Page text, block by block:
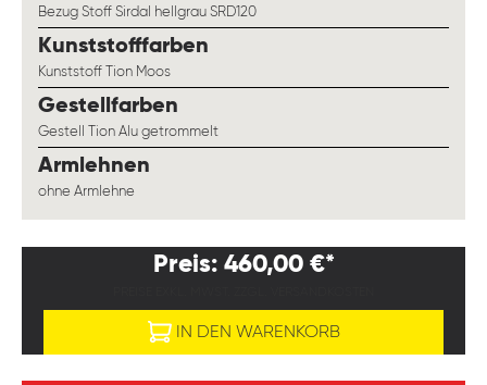
Bezug Stoff Sirdal hellgrau SRD120
Kunststofffarben
Kunststoff Tion Moos
Gestellfarben
Gestell Tion Alu getrommelt
Armlehnen
ohne Armlehne
Preis: 460,00 €*
IN DEN WARENKORB